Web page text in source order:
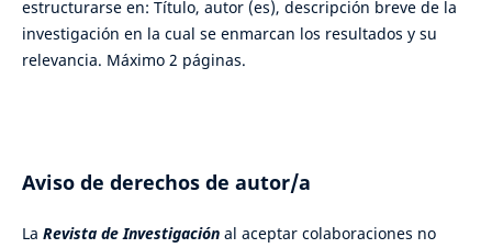
estructurarse en: Título, autor (es), descripción breve de la
investigación en la cual se enmarcan los resultados y su
relevancia. Máximo 2 páginas.
Aviso de derechos de autor/a
La Revista de Investigaciónal aceptar colaboraciones no